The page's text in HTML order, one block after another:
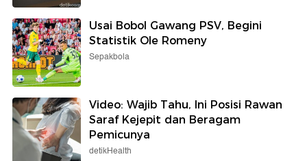
Usai Bobol Gawang PSV, Begini
Statistik Ole Romeny
Sepakbola
Video: Wajib Tahu, Ini Posisi Rawan
Saraf Kejepit dan Beragam
Pemicunya
detikHealth